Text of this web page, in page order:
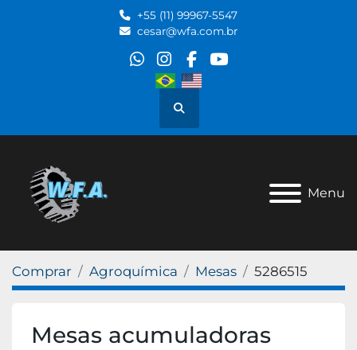
+55 (11) 99967-5547
cesar@wfa.com.br
whatsapp
instagram
facebook
youtube
Pesquisar
Menu
Comprar Agroquímica Mesas 5286515
Mesas acumuladoras